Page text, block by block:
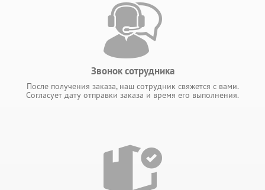
Звонок сотрудника
После получения заказа, наш сотрудник свяжется с вами.
Согласует дату отправки заказа и время его выполнения.